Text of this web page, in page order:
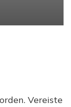
Vereiste